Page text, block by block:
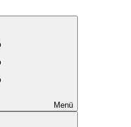
Menü